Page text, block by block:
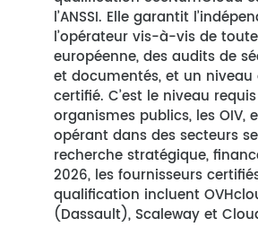
l’ANSSI. Elle garantit
l’opérateur vis-à-vis de
européenne, des audits de
et documentés, et un niveau
certifié. C’est le niveau
organismes publics, les OIV,
opérant dans des secteurs
recherche stratégique,
2026, les fournisseurs
qualification incluent
(Dassault), Scaleway et